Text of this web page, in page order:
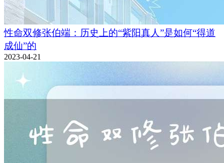
性命双修张伯端：历史上的“紫阳真人”是如何“得道
成仙”的
2023-04-21